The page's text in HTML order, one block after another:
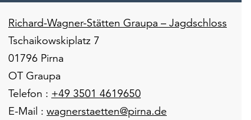
Richard-Wagner-Stätten Graupa – Jagdschloss
Tschaikowskiplatz 7
01796 Pirna
OT Graupa
Telefon : +49 3501 4619650
E-Mail : wagnerstaetten@pirna.de